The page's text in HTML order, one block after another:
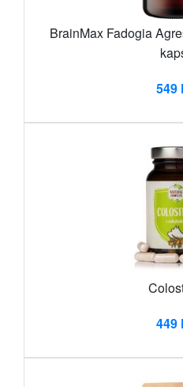
BrainMax Fadogia
549
449